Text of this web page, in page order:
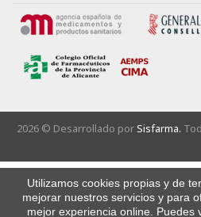
Utilizamos cookies propias y de
mejorar nuestros servicios y para
mejor experiencia online. Puedes
2026 © Desarrollado porSisfarma.